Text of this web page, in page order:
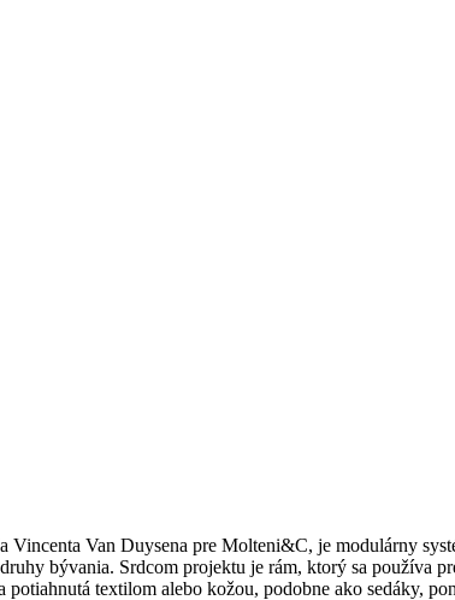
Van Duysena pre Molteni&C, je modulárny
bývania. Srdcom projektu je rám, ktorý sa používa
potiahnutá textilom alebo kožou, podobne ako sedáky,